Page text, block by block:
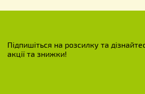
Підпишіться на розсилку та
акції та знижки!